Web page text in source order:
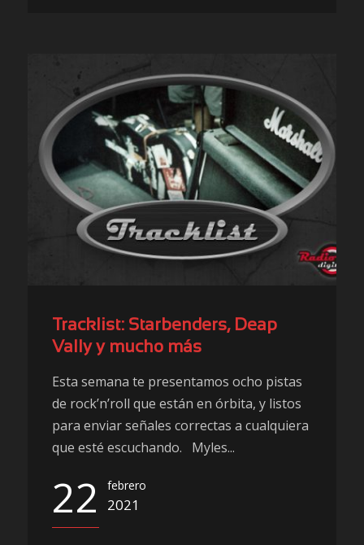
Tracklist: Starbenders, Deap
Vally y mucho más
Esta semana te presentamos ocho pistas
de rock’n’roll que están en órbita, y listos
para enviar señales correctas a cualquiera
que esté escuchando. Myles...
22 febrero
2021